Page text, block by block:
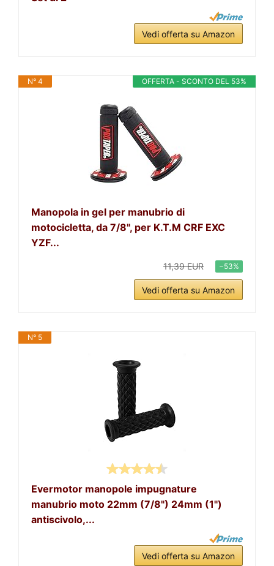
Vedi offerta su Amazon
OFFERTA - SCONTO DEL 53%
N° 4
Manopola in gel per manubrio di
motocicletta, da 7/8", per K.T.M CRF EXC
YZF...
11,39 EUR −53%
Vedi offerta su Amazon
N° 5
Evermotor manopole impugnature
manubrio moto 22mm (7/8") 24mm (1")
antiscivolo,...
Vedi offerta su Amazon